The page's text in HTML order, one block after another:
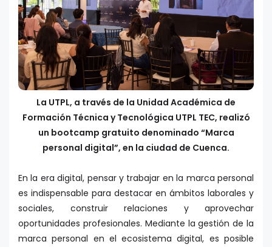
La UTPL, a través de la Unidad Académica de
Formación Técnica y Tecnológica UTPL TEC, realizó
un bootcamp gratuito denominado “Marca
personal digital”, en la ciudad de Cuenca.
En la era digital, pensar y trabajar en la marca personal
es indispensable para destacar en ámbitos laborales y
sociales, construir relaciones y aprovechar
oportunidades profesionales. Mediante la gestión de la
marca personal en el ecosistema digital, es posible